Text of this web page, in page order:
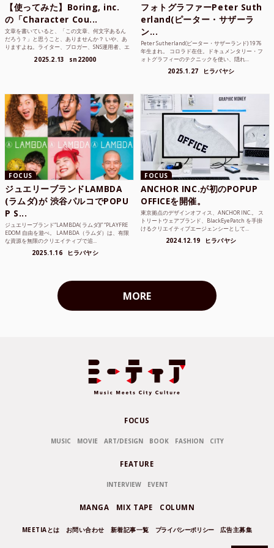
【使ってみた】Boring, inc.
の「Character Cou...
文章を書いていると、「この文章、何文字あるん
だろう？」と思うこと、ありませんか？ いや、あ
りますよね。ライター、ブロガー、SNS運用者、エ
2025.2.13 sn22000
フォトグラファーPeter Suth
erland(ピーター・サザーラ
ン...
Peter Sutherland(ピーター・サザーランド) 1976
年生まれ。 コロラド在住。ドキュメンタリー・フ
ォトグラフィーのテクニックを使い、隠れ...
2025.1.27 ヒラバヤシ
FOCUS
ジュエリーブランドLAMBDA
(ラムダ)が 渋谷パルコでPOPU
P S...
ジュエリーブランド“LAMBDA( ラムダ))” “PLAYFRE
EDOM 自由を遊べ。 LAMBDA（ラムダ）は、有限
な資源を無限のクリエイティブで追...
2025.1.16 ヒラバヤシ
FOCUS
ANCHOR INC.が初のPOPUP
OFFICEを開催。
東京拠点のデザインオフィス、ANCHOR INC.。 ス
トリートウェアブランド、BlackEyePatch を手掛
けるクリエイティブエージェンシーとして...
2024.12.19 ヒラバヤシ
MORE
FOCUS
MUSIC MOVIE ART/DESIGN BOOK FASHION CITY
FEATURE
INTERVIEW EVENT
MANGA MIX TAPE COLUMN
MEETIAとは お問い合わせ 新着記事一覧 プライバシーポリシー 広告主募集